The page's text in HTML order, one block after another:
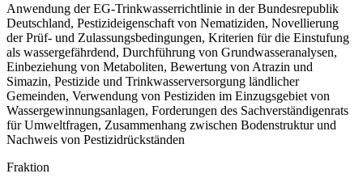
Anwendung der EG-Trinkwasserrichtlinie in der Bundesrepublik
Deutschland, Pestizideigenschaft von Nematiziden, Novellierung
der Prüf- und Zulassungsbedingungen, Kriterien für die Einstufung
als wassergefährdend, Durchführung von Grundwasseranalysen,
Einbeziehung von Metaboliten, Bewertung von Atrazin und
Simazin, Pestizide und Trinkwasserversorgung ländlicher
Gemeinden, Verwendung von Pestiziden im Einzugsgebiet von
Wassergewinnungsanlagen, Forderungen des Sachverständigenrats
für Umweltfragen, Zusammenhang zwischen Bodenstruktur und
Nachweis von Pestizidrückständen
Fraktion